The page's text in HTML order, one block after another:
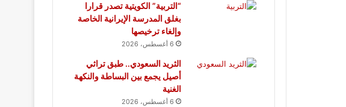
“التربية” الكويتية تصدر قرارا
بغلق المدرسة الإيرانية الخاصة
وإلغاء ترخيصها
6 أغسطس، 2026
الثريد السعودي.. طبق تراثي
أصيل يجمع بين البساطة والنكهة
الغنية
6 أغسطس، 2026